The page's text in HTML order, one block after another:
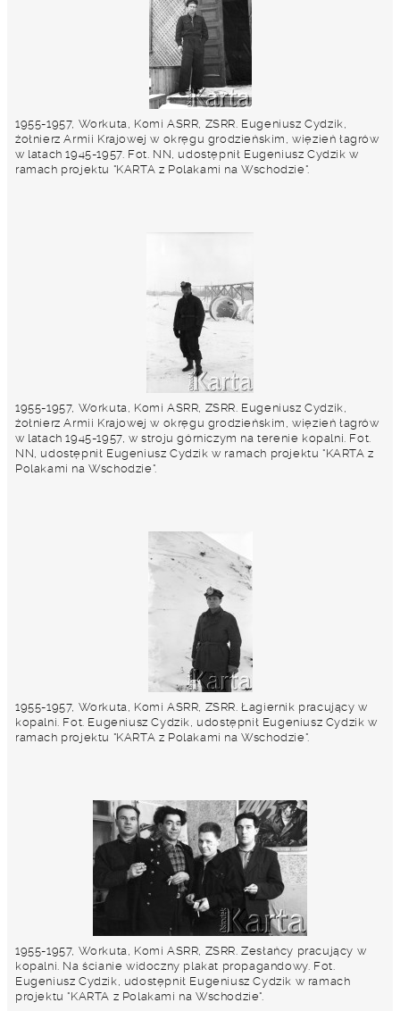
1955-1957, Workuta, Komi ASRR, ZSRR. Eugeniusz Cydzik,
żołnierz Armii Krajowej w okręgu grodzieńskim, więzień łagrów
w latach 1945-1957. Fot. NN, udostępnił Eugeniusz Cydzik w
ramach projektu "KARTA z Polakami na Wschodzie".
1955-1957, Workuta, Komi ASRR, ZSRR. Eugeniusz Cydzik,
żołnierz Armii Krajowej w okręgu grodzieńskim, więzień łagrów
w latach 1945-1957, w stroju górniczym na terenie kopalni. Fot.
NN, udostępnił Eugeniusz Cydzik w ramach projektu "KARTA z
Polakami na Wschodzie".
1955-1957, Workuta, Komi ASRR, ZSRR. Łagiernik pracujący w
kopalni. Fot. Eugeniusz Cydzik, udostępnił Eugeniusz Cydzik w
ramach projektu "KARTA z Polakami na Wschodzie".
1955-1957, Workuta, Komi ASRR, ZSRR. Zesłańcy pracujący w
kopalni. Na ścianie widoczny plakat propagandowy. Fot.
Eugeniusz Cydzik, udostępnił Eugeniusz Cydzik w ramach
projektu "KARTA z Polakami na Wschodzie".